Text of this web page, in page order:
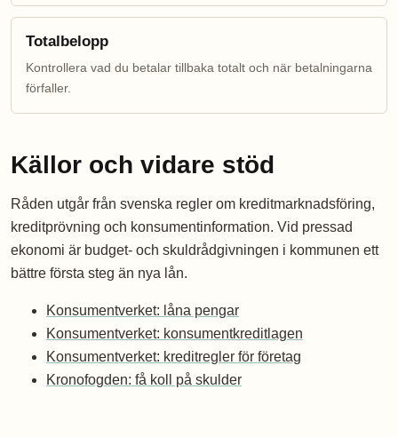
Totalbelopp
Kontrollera vad du betalar tillbaka totalt och när betalningarna
förfaller.
Källor och vidare stöd
Råden utgår från svenska regler om kreditmarknadsföring,
kreditprövning och konsumentinformation. Vid pressad
ekonomi är budget- och skuldrådgivningen i kommunen ett
bättre första steg än nya lån.
Konsumentverket: låna pengar
Konsumentverket: konsumentkreditlagen
Konsumentverket: kreditregler för företag
Kronofogden: få koll på skulder